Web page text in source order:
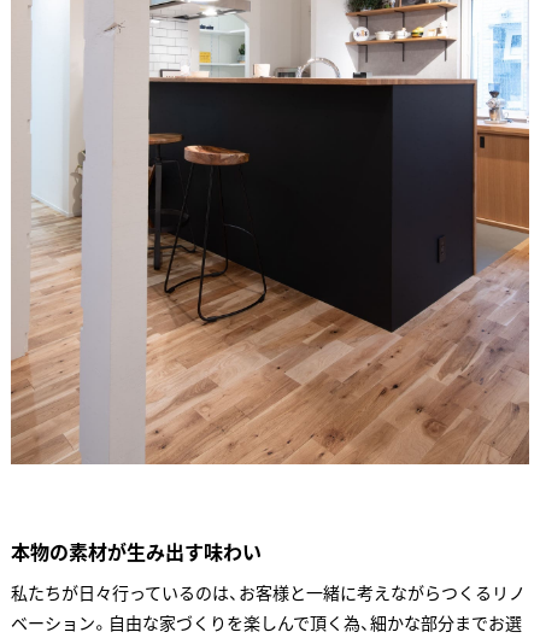
本物の素材が生み出す味わい
私たちが日々行っているのは、お客様と一緒に考えながらつくるリノ
ベーション。自由な家づくりを楽しんで頂く為、細かな部分までお選